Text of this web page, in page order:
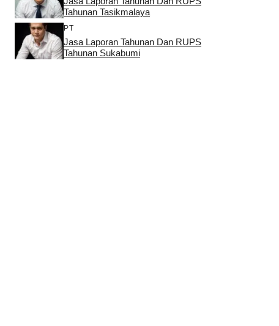
Tahunan Tasikmalaya
PT
Jasa Laporan Tahunan Dan RUPS
Tahunan Sukabumi